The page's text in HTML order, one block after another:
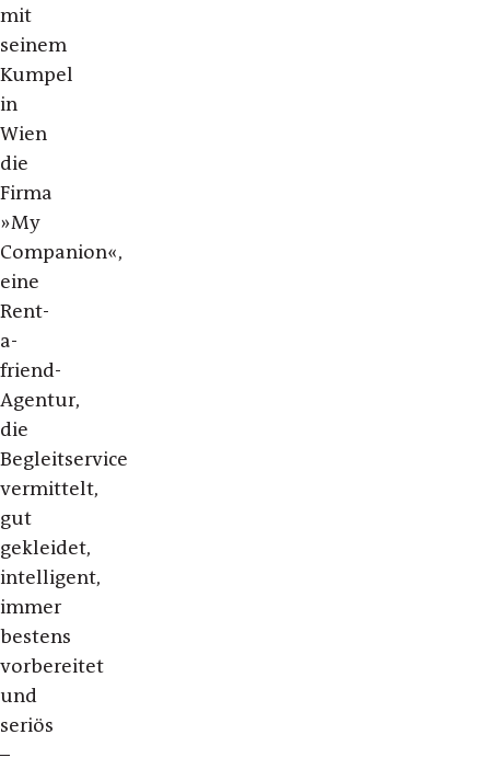
mit
seinem
Kumpel
in
Wien
die
Firma
»My
Companion«,
eine
Rent-
a-
friend-
Agentur,
die
Begleitservice
vermittelt,
gut
gekleidet,
intelligent,
immer
bestens
vorbereitet
und
seriös
–